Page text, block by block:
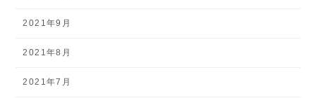
2021年9月
2021年8月
2021年7月